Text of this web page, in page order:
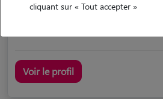
J'ai, durant toute ma vie, eu des
Voir le profil
cliquant sur « Tout accepter »